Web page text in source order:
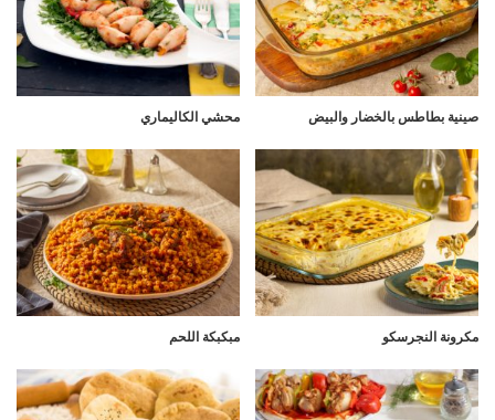
صينية بطاطس بالخضار والبيض محشي الكاليماري
مكرونة النجرسكو مبكبكة اللحم